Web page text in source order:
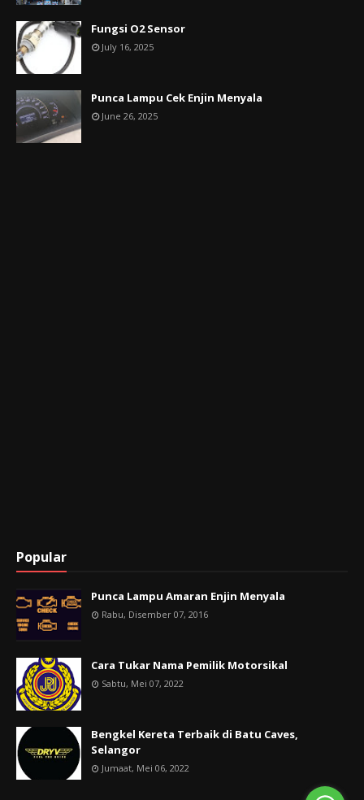
Fungsi O2 Sensor
July 16, 2025
Punca Lampu Cek Enjin Menyala
June 26, 2025
Popular
Punca Lampu Amaran Enjin Menyala
Rabu, Disember 07, 2016
Cara Tukar Nama Pemilik Motorsikal
Sabtu, Mei 07, 2022
Bengkel Kereta Terbaik di Batu Caves,
Selangor
Jumaat, Mei 06, 2022